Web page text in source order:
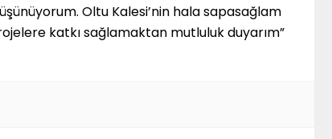
Oltu Kalesi’nin hala sapasağlam
katkı sağlamaktan mutluluk duyarım”